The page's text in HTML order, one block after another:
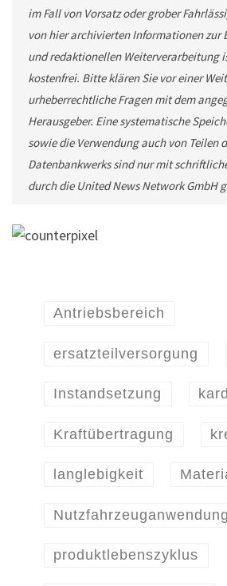
im Fall von Vorsatz oder grober
von hier archivierten Informationen zur
und redaktionellen Weiterverarbeitung
kostenfrei. Bitte klären Sie vor einer
urheberrechtliche Fragen mit dem
Herausgeber. Eine systematische
sowie die Verwendung auch von Teilen
Datenbankwerks sind nur mit
durch die United News Network GmbH
Antriebsbereich
ersatzteilversorgung
Instandsetzung
Kraftübertragung
langlebigkeit
Nutzfahrzeuganwendung
produktlebenszyklus